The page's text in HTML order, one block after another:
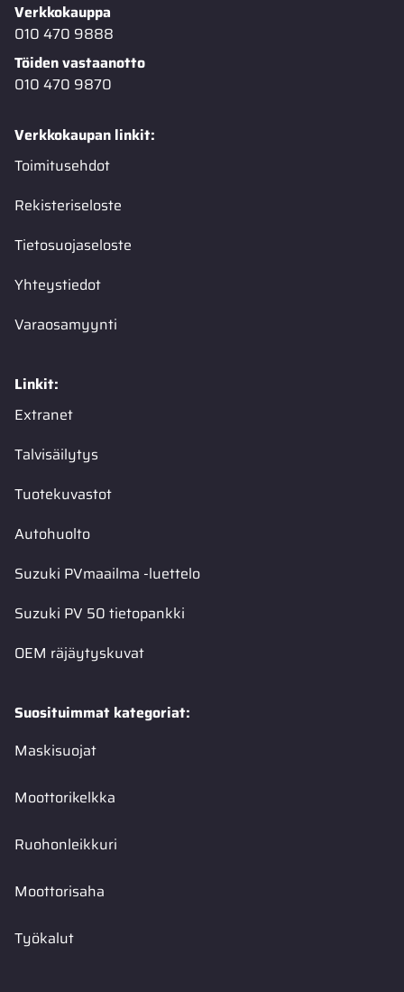
Verkkokauppa
010 470 9888
Töiden vastaanotto
010 470 9870
Verkkokaupan linkit:
Toimitusehdot
Rekisteriseloste
Tietosuojaseloste
Yhteystiedot
Varaosamyynti
Linkit:
Extranet
Talvisäilytys
Tuotekuvastot
Autohuolto
Suzuki PVmaailma -luettelo
Suzuki PV 50 tietopankki
OEM räjäytyskuvat
Suosituimmat kategoriat:
Maskisuojat
Moottorikelkka
Ruohonleikkuri
Moottorisaha
Työkalut